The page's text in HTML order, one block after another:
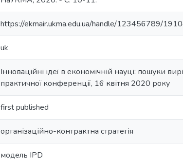
https://ekmair.ukma.edu.ua/handle/123456789/
uk
Інноваційні ідеї в економічній науці: пошуки
практичної конференції, 16 квітня 2020 року
first published
організаційно-контрактна стратегія
модель IPD